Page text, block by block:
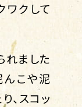
クして
れました
こや泥
、スコッ